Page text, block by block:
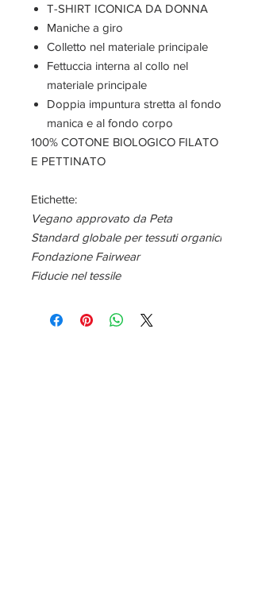
T-SHIRT ICONICA DA DONNA
Maniche a giro
Colletto nel materiale principale
Fettuccia interna al collo nel
materiale principale
Doppia impuntura stretta al fondo
manica e al fondo corpo
100% COTONE BIOLOGICO FILATO
E PETTINATO
Etichette:
Vegano approvato da Peta
Standard globale per tessuti organici
Fondazione Fairwear
Fiducie nel tessile